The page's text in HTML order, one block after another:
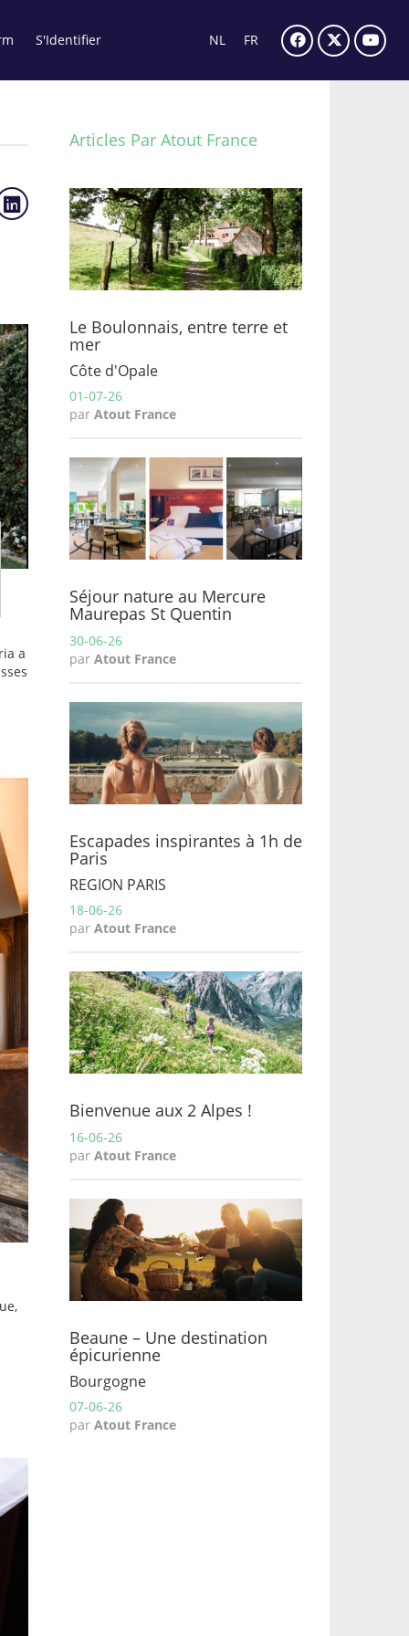
S'Identifier NL FR
a
Articles Par Atout France
Le Boulonnais, entre terre et
mer
Côte d'Opale
01-07-26
par Atout France
Séjour nature au Mercure
Maurepas St Quentin
30-06-26
par Atout France
Escapades inspirantes à 1h de
Paris
REGION PARIS
18-06-26
par Atout France
Bienvenue aux 2 Alpes !
16-06-26
par Atout France
Beaune – Une destination
épicurienne
Bourgogne
07-06-26
par Atout France